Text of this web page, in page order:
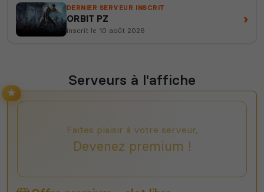
DERNIER SERVEUR INSCRIT
ORBIT PZ
inscrit le 10 août 2026
›
Serveurs à l'affiche
Faites plaisir à votre serveur,
Devenez premium !